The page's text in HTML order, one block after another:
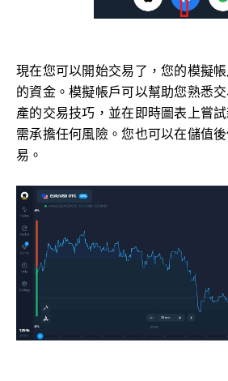
現在您可以開始交易了，您的模擬
的資金。模擬帳戶可以幫助您熟悉
產的交易技巧，並在即時圖表上嘗
需承擔任何風險。您也可以在儲值
易。